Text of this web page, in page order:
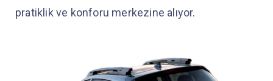
pratiklik ve konforu merkezine alıyor.